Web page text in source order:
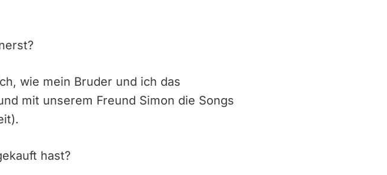
wie mein Bruder und ich das
mit unserem Freund Simon die Songs
hast?